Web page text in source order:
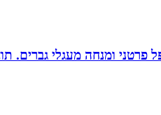
ומנחה מעגלי גברים.